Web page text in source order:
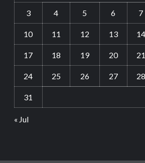
3 4 5 6 7
10 11 12 13 14
17 18 19 20 21
24 25 26 27 28
31
« Jul